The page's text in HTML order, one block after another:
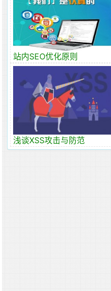
站内SEO优化原则
浅谈XSS攻击与防范